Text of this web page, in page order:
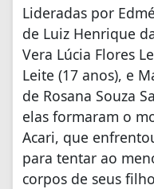
Lideradas por
de Luiz Henrique
Vera Lúcia Flores
Leite (17 anos), e
de Rosana Souza
elas formaram o
Acari, que
para tentar ao
corpos de seus